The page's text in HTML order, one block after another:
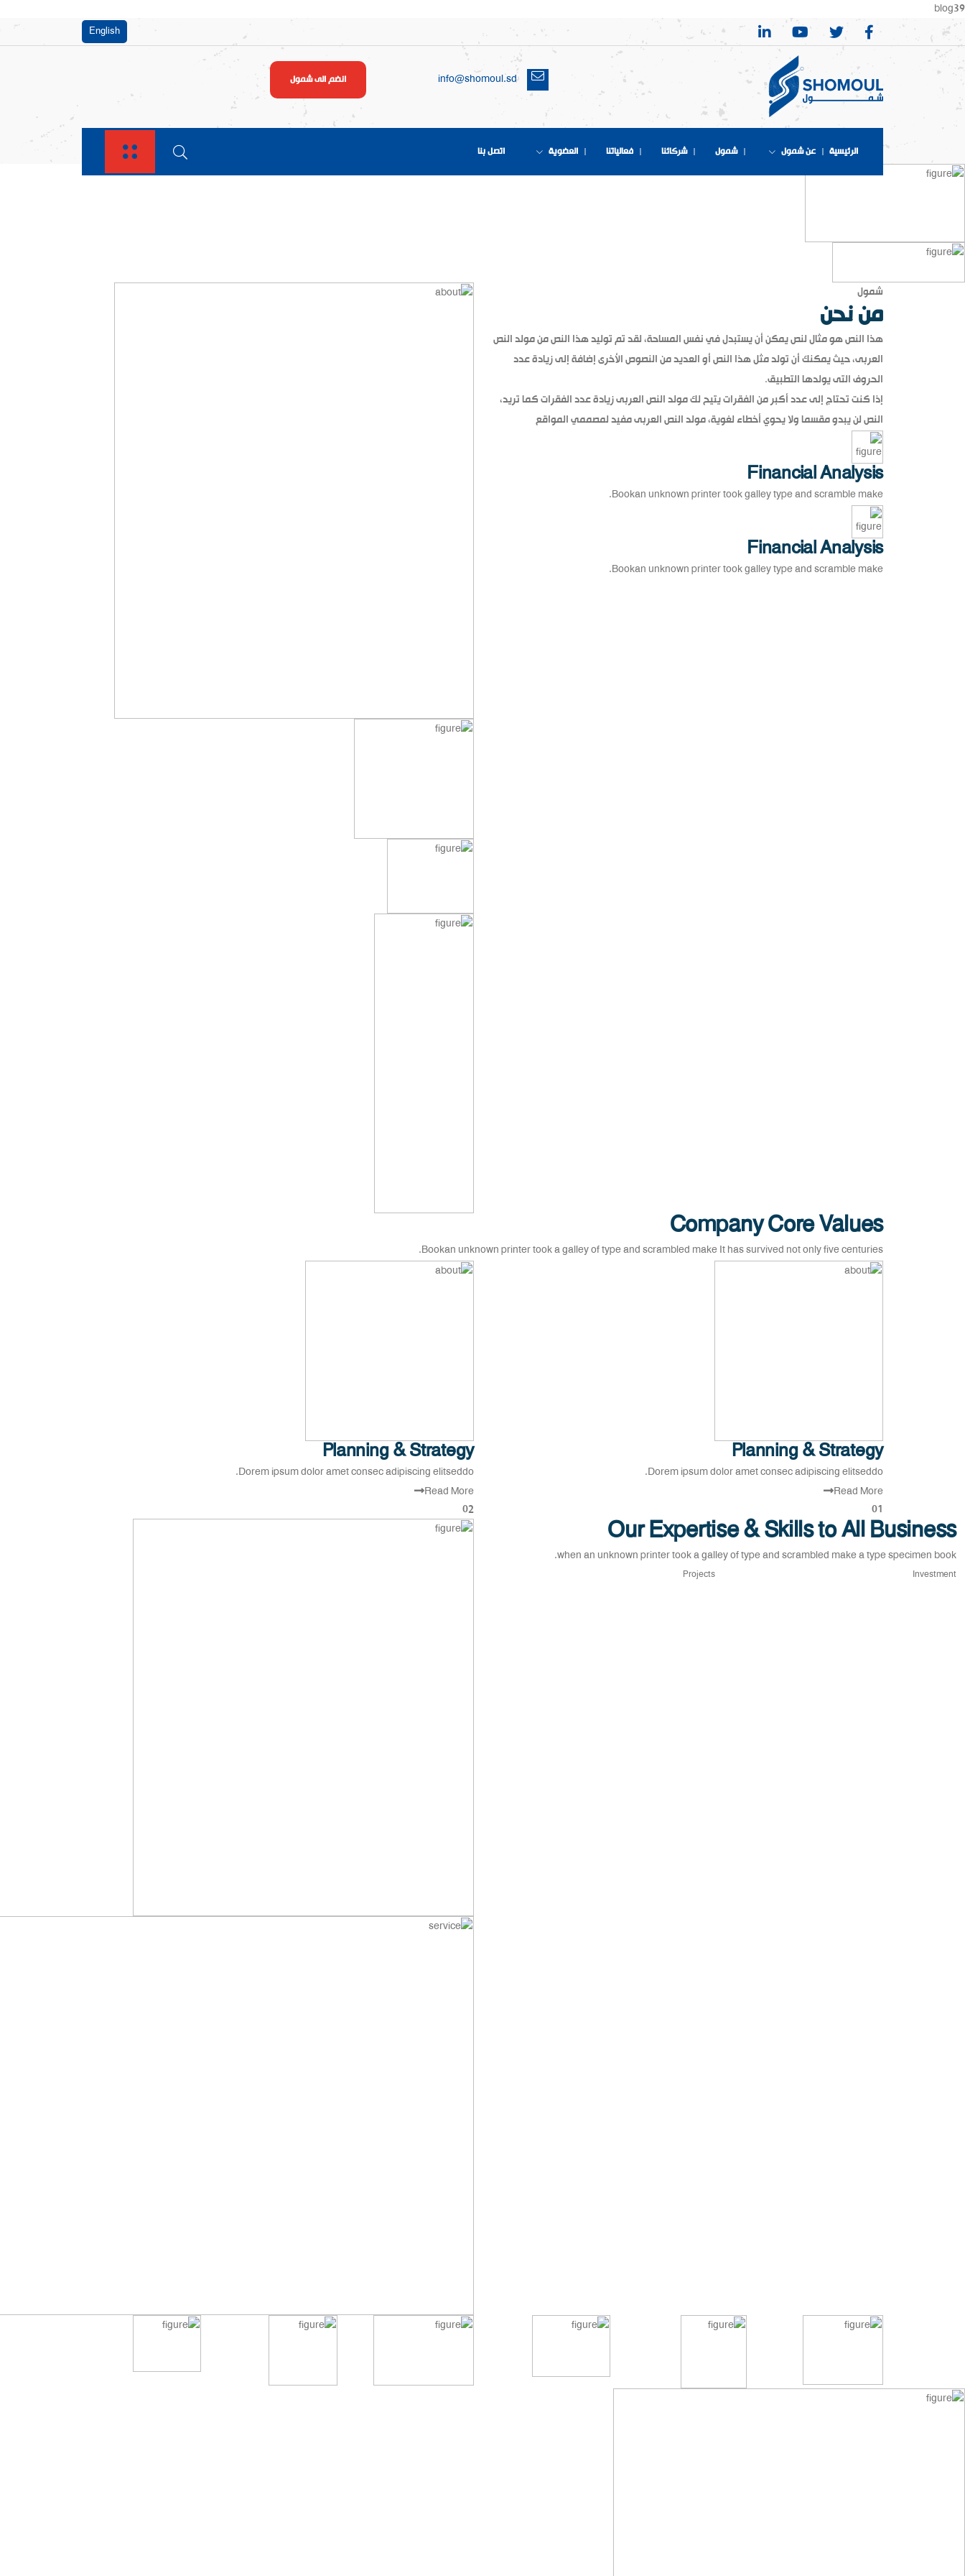
blog39
English
info@shomoul.sd انضم الى شمول
الرئيسية عن شمول شمول شركائنا فعالياتنا العضوية اتصل بنا
شمول
من نحن
هذا النص هو مثال لنص يمكن أن يستبدل في نفس المساحة، لقد تم توليد هذا النص من مولد النص
العربى، حيث يمكنك أن تولد مثل هذا النص أو العديد من النصوص الأخرى إضافة إلى زيادة عدد
الحروف التى يولدها التطبيق.
إذا كنت تحتاج إلى عدد أكبر من الفقرات يتيح لك مولد النص العربى زيادة عدد الفقرات كما تريد،
النص لن يبدو مقسما ولا يحوي أخطاء لغوية، مولد النص العربى مفيد لمصممي المواقع
Financial Analysis
Bookan unknown printer took galley type and scramble make.
Financial Analysis
Bookan unknown printer took galley type and scramble make.
Company Core Values
Bookan unknown printer took a galley of type and scrambled make It has survived not only five centuries.
Planning & Strategy
Dorem ipsum dolor amet consec adipiscing elitseddo.
Read More
01
Planning & Strategy
Dorem ipsum dolor amet consec adipiscing elitseddo.
Read More
02
Our Expertise & Skills to All Business
when an unknown printer took a galley of type and scrambled make a type specimen book.
Investment
Projects